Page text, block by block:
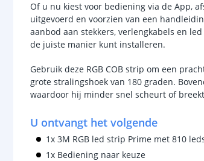
Of u nu kiest voor bediening via de App,
uitgevoerd en voorzien van een
aanbod aan stekkers, verlengkabels en
de juiste manier kunt installeren.
Gebruik deze RGB COB strip om een
grote stralingshoek van 180 graden.
waardoor hij minder snel scheurt of
U ontvangt het volgende
1x 3M RGB led strip Prime met 810
1x Bediening naar keuze